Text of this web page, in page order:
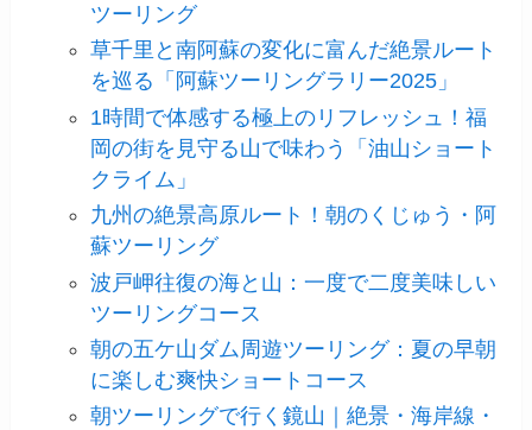
ツーリング
草千里と南阿蘇の変化に富んだ絶景ルート
を巡る「阿蘇ツーリングラリー2025」
1時間で体感する極上のリフレッシュ！福
岡の街を見守る山で味わう「油山ショート
クライム」
九州の絶景高原ルート！朝のくじゅう・阿
蘇ツーリング
波戸岬往復の海と山：一度で二度美味しい
ツーリングコース
朝の五ケ山ダム周遊ツーリング：夏の早朝
に楽しむ爽快ショートコース
朝ツーリングで行く鏡山｜絶景・海岸線・